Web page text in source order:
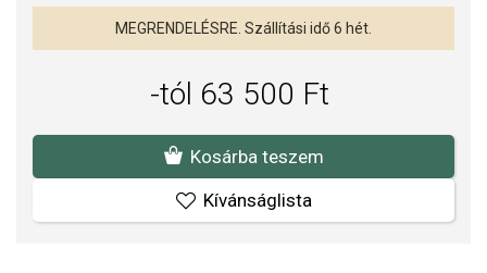
MEGRENDELÉSRE. Szállítási idő 6 hét.
-tól 63 500 Ft
Kosárba teszem
Kívánságlista